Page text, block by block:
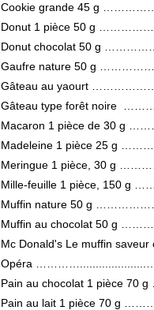
Cookie grande 45 g
Donut 1 pièce 50 g
Donut chocolat 50 g
Gaufre nature 50 g
Gâteau au yaourt
Gâteau type forêt noire
Macaron 1 pièce de 30
Madeleine 1 pièce 25
Meringue 1 pièce, 30 g
Mille-feuille 1 pièce, 150
Muffin nature 50 g
Muffin au chocolat 50
Mc Donald's Le muffin
Opéra
Pain au chocolat 1 pièce
Pain au lait 1 pièce 70